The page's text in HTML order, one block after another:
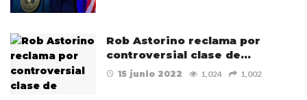
Rob Astorino reclama por
controversial clase de…
15 junio 2022 1,024 1,002